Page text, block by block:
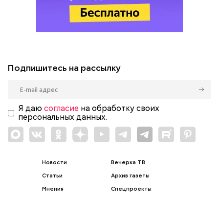
Подпишитесь на рассылку
Я даю согласие на обработку своих
персональных данных.
Новости
Статьи
Мнения
Вечерка ТВ
Архив газеты
Спецпроекты